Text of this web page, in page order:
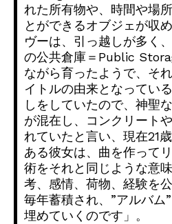
れた所有物や、 時間や場
とができるオブジェが収
ヴーは、引っ越しが多く、
の公共倉庫＝Public
ながら育ったようで、 そ
イトルの由来となっている
しをしていたので、 神聖
が混在し、 コンクリート
れていたと言い、 現在21
ある彼女は、 曲を作って
術をそれと同じような意
考、感情、荷物、経験を
毎年蓄積され、”アルバム”
埋めていくのです」。